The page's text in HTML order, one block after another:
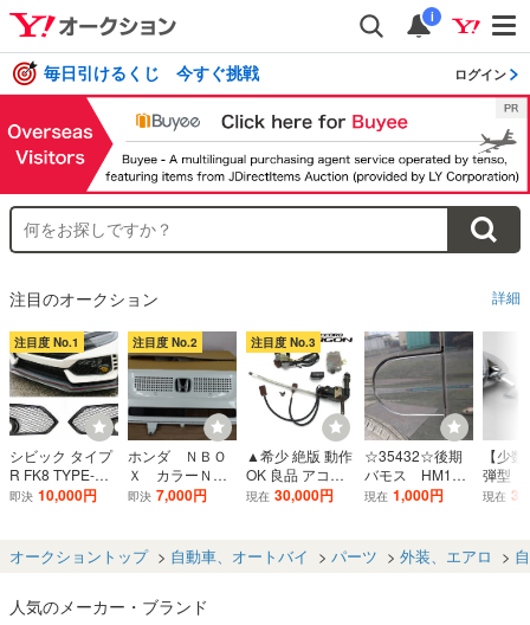
i
毎日引けるくじ 今すぐ挑戦 ログイン
注目のオークション 詳細
注目度 No.1
シビック タイプ
R FK8 TYPE-R
フロントフォグ
ト
即決 10,000円
注目度 No.2
ホンダ ＮＢＯ
Ｘ カラーＮＨ
８８３Ｐシロパ
あり ７１２０
０－３２Ｒ－０
即決 7,000円
注目度 No.3
▲希少 絶版 動作
OK 良品 アコー
ド ワゴン クーペ
正OP コーナーポ
ール リモコンポ
現在 30,000円
☆35432☆後期
バモス HM1
HM2 ☆ 給油
現在 1,000円
【少
弾型
ンダー
ージ
DA
現在
オークショントップ 自動車、オートバイ パーツ 外装、エアロ
人気のメーカー・ブランド